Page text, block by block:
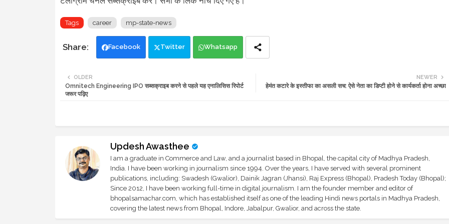
Tags career mp-state-news
Facebook Twitter Whatsapp
NEWER
हेमंत कटारे के इस्तीफा का असली सच: ऐसे नेता का डिप्टी होने से कार्यकर्ता होना अच्छा
OLDER
Omnitech Engineering IPO सब्सक्राइब करने से पहले यह एनालिसिस रिपोर्ट
जरूर पढ़िए
Updesh Awasthee
I am a graduate in Commerce and Law, and a journalist based in Bhopal, the capital city of Madhya Pradesh,
India. I have been working in journalism since 1994. Over the years, I have served with several prominent
publications, including: Swadesh (Gwalior), Dainik Jagran (Jhansi), Raj Express (Bhopal), Pradesh Today (Bhopal);
Since 2012, I have been working full-time in digital journalism. I am the founder member and editor of
bhopalsamachar.com, which has established itself as one of the leading Hindi news portals in Madhya Pradesh,
covering the latest news from Bhopal, Indore, Jabalpur, Gwalior, and across the state.